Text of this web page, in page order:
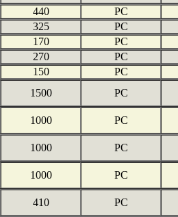
440 PC
325 PC
170 PC
270 PC
150 PC
1500 PC
1000 PC
1000 PC
1000 PC
410 PC